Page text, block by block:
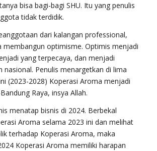
bisa bagi-bagi SHU. Itu yang penulis
tidak terdidik.
dari kalangan professional,
membangun optimisme. Optimis menjadi
yang terpecaya, dan menjadi
nasional. Penulis menargetkan di lima
(2023-2028) Koperasi Aroma menjadi
Raya, insya Allah.
menatap bisnis di 2024. Berbekal
Aroma selama 2023 ini dan melihat
terhadap Koperasi Aroma, maka
Koperasi Aroma memiliki harapan